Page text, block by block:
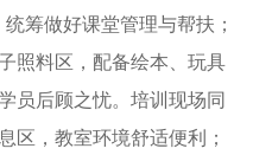
筹做好课堂管理与帮扶；
照料区，配备绘本、玩具
员后顾之忧。培训现场同
区，教室环境舒适便利；